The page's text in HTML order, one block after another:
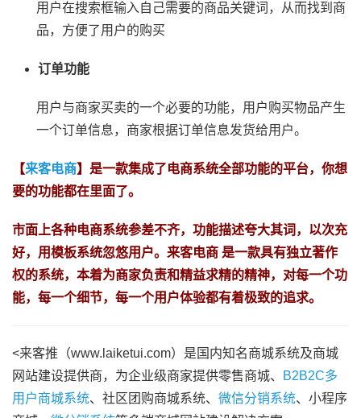
用户在搜索框输入自己需要的商品关键词，从而找到商
品，方便了用户的购买
订单功能
用户与商家买卖的一个必要的功能，用户购买物品产生
一个订单信息，商家根据订单信息发货给用户。
【来客电商】是一款集成了电商系统全部功能的平台，你想
要的功能都在里面了。
市面上各种电商系统参差不齐，功能描述夸大其词，以次充
好，用模板系统忽悠用户。来客电商 是一款具有独立著作
权的系统，本着为商家负责和精益求精的精神，对每一个功
能，每一个细节，每一个用户体验都有着极致的追求。
<来客推（www.laiketui.com）是国内知名商城系统及商城
网站建设提供商，为企业级商家提供零售商城、
B2B2C多
用户商城系统、社区团购商城系统、 微信分销系统、小程序